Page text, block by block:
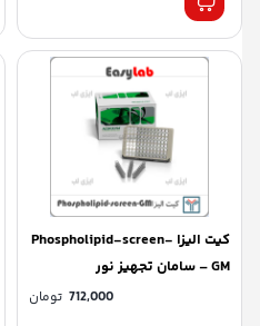
کیت الیزا Phospholipid-screen-
GM – سامان تجهیز نور
712,000 تومان